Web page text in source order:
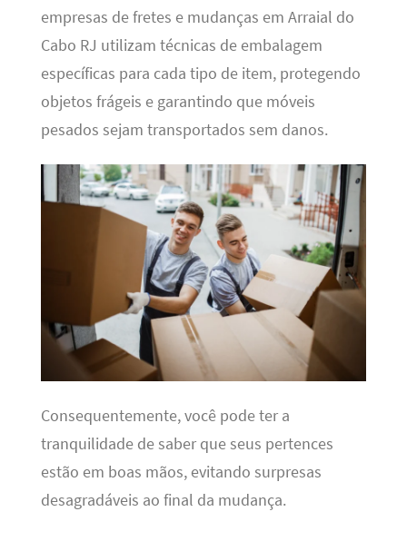
empresas de fretes e mudanças em Arraial do
Cabo RJ utilizam técnicas de embalagem
específicas para cada tipo de item, protegendo
objetos frágeis e garantindo que móveis
pesados sejam transportados sem danos.
Consequentemente, você pode ter a
tranquilidade de saber que seus pertences
estão em boas mãos, evitando surpresas
desagradáveis ao final da mudança.